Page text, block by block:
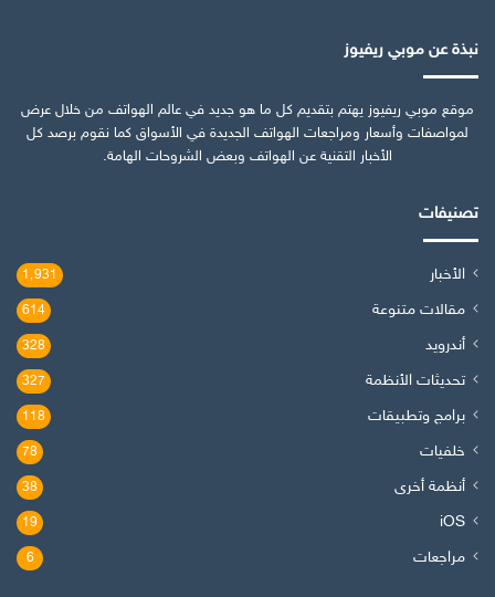
نبذة عن موبي ريفيوز
موقع موبي ريفيوز يهتم بتقديم كل ما هو جديد في عالم الهواتف من خلال عرض
لمواصفات وأسعار ومراجعات الهواتف الجديدة في الأسواق كما نقوم برصد كل
الأخبار التقنية عن الهواتف وبعض الشروحات الهامة.
تصنيفات
الأخبار 1٬931
مقالات متنوعة 614
أندرويد 328
تحديثات الأنظمة 327
برامج وتطبيقات 118
خلفيات 78
أنظمة أخرى 38
iOS
19
مراجعات 6